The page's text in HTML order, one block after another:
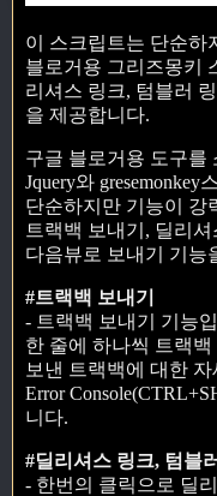
이 스크립트는 단순하
블로거용 그리즈몽키
리셔스 링크, 텀블러
을 제공합니다.
구글 블로거용 도구를
Jquery와
단순하지만 기능이 강
트랙백 보내기, 딜리
다음뷰로 보내기 기능
#트랙백 보내기
- 트랙백 보내기 기능
한 줄에 하나씩 트랙
보낸 트랙백에 대한
Error
니다.
#딜리셔스 링크, 텀블
- 한번의 클릭으로 딜